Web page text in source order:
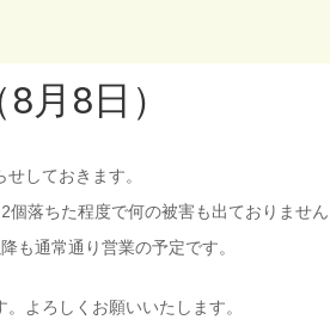
月8日）
しておきます。
落ちた程度で何の被害も出ておりません
も通常通り営業の予定です。
よろしくお願いいたします。